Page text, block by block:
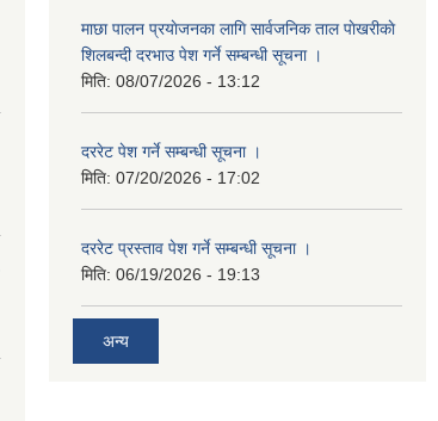
माछा पालन प्रयाेजनका लागि सार्वजनिक ताल पाेखरीकाे
शिलबन्दी दरभाउ पेश गर्ने सम्बन्धी सूचना ।
मिति: 08/07/2026 - 13:12
दररेट पेश गर्ने सम्बन्धी सूचना ।
मिति: 07/20/2026 - 17:02
दररेट प्रस्ताव पेश गर्ने सम्बन्धी सूचना ।
मिति: 06/19/2026 - 19:13
अन्य